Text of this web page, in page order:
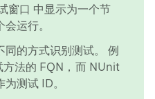
窗口 中显示为一个节
运行。
同的方式识别测试。 例
法的 FQN，而 NUnit
测试 ID。